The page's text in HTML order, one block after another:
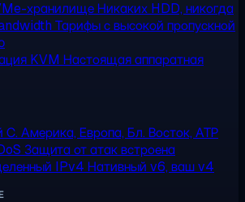
хранилищеНикаких HDD, никогда
Тарифы с высокой пропускной
KVM Настоящая аппаратная
С. Америка, Европа, Бл. Восток, АТР
Защита от атак встроена
IPv4 Нативный v6, ваш v4